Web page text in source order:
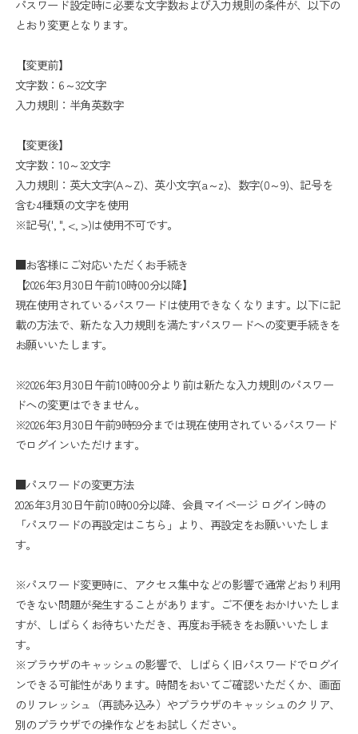
パスワード設定時に必要な文字数および入力規則の条件が、以下の
とおり変更となります。
【変更前】
文字数：6～32文字
入力規則：半角英数字
【変更後】
文字数：10～32文字
入力規則：英大文字(A～Z)、英小文字(a～z)、数字(0～9)、記号を
含む4種類の文字を使用
※記号(', ", <, >)は使用不可です。
■お客様にご対応いただくお手続き
【2026年3月30日午前10時00分以降】
現在使用されているパスワードは使用できなくなります。以下に記
載の方法で、新たな入力規則を満たすパスワードへの変更手続きを
お願いいたします。
※2026年3月30日午前10時00分より前は新たな入力規則のパスワー
ドへの変更はできません。
※2026年3月30日午前9時59分までは現在使用されているパスワード
でログインいただけます。
■パスワードの変更方法
2026年3月30日午前10時00分以降、会員マイページ ログイン時の
「パスワードの再設定はこちら」より、再設定をお願いいたしま
す。
※パスワード変更時に、アクセス集中などの影響で通常どおり利用
できない問題が発生することがあります。ご不便をおかけいたしま
すが、しばらくお待ちいただき、再度お手続きをお願いいたしま
す。
※ブラウザのキャッシュの影響で、しばらく旧パスワードでログイ
ンできる可能性があります。時間をおいてご確認いただくか、画面
のリフレッシュ（再読み込み）やブラウザのキャッシュのクリア、
別のブラウザでの操作などをお試しください。